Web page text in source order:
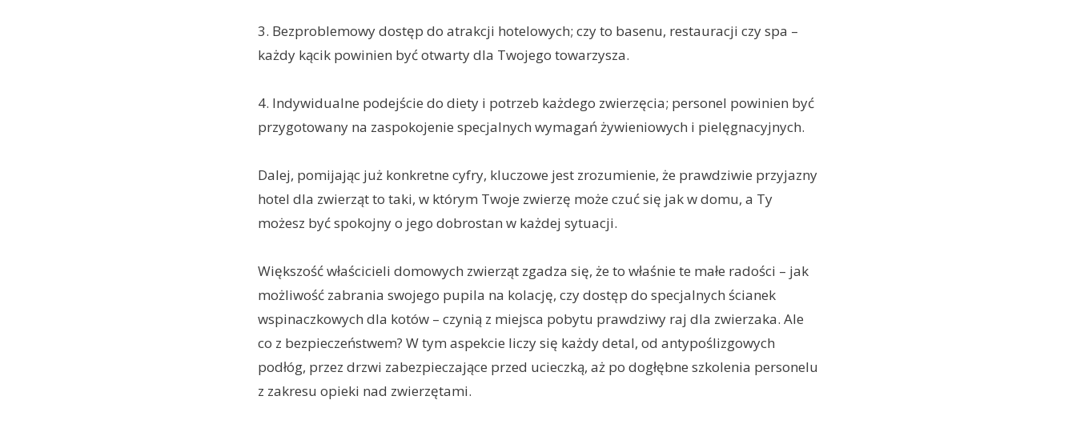
3. Bezproblemowy dostęp do atrakcji hotelowych; czy to basenu, restauracji czy spa –
każdy kącik powinien być otwarty dla Twojego towarzysza.
4. Indywidualne podejście do diety i potrzeb każdego zwierzęcia; personel powinien być
przygotowany na zaspokojenie specjalnych wymagań żywieniowych i pielęgnacyjnych.
Dalej, pomijając już konkretne cyfry, kluczowe jest zrozumienie, że prawdziwie przyjazny
hotel dla zwierząt to taki, w którym Twoje zwierzę może czuć się jak w domu, a Ty
możesz być spokojny o jego dobrostan w każdej sytuacji.
Większość właścicieli domowych zwierząt zgadza się, że to właśnie te małe radości – jak
możliwość zabrania swojego pupila na kolację, czy dostęp do specjalnych ścianek
wspinaczkowych dla kotów – czynią z miejsca pobytu prawdziwy raj dla zwierzaka. Ale
co z bezpieczeństwem? W tym aspekcie liczy się każdy detal, od antypoślizgowych
podłóg, przez drzwi zabezpieczające przed ucieczką, aż po dogłębne szkolenia personelu
z zakresu opieki nad zwierzętami.